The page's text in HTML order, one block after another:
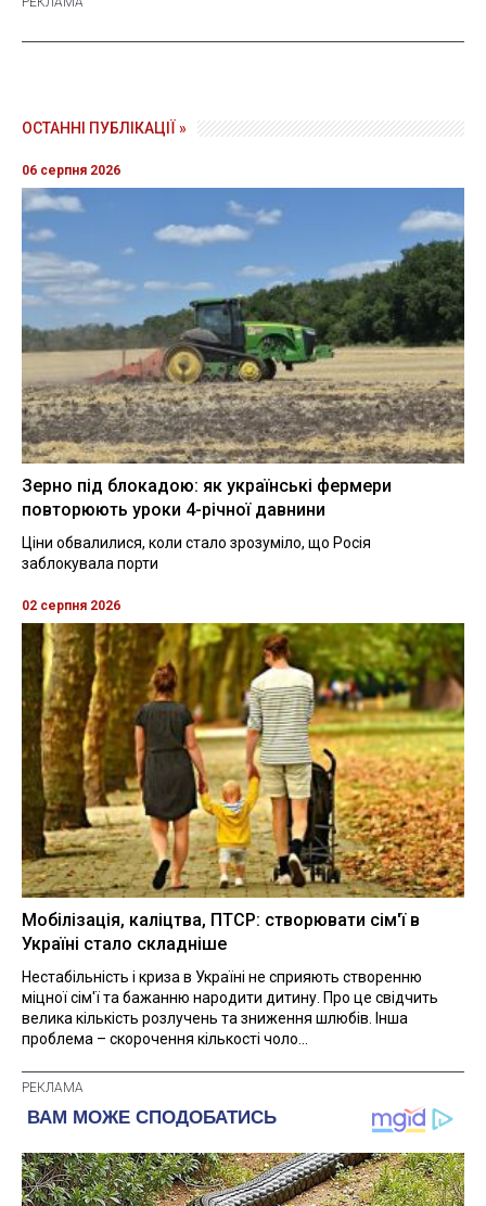
ОСТАННІ ПУБЛІКАЦІЇ »
06 серпня 2026
Зерно під блокадою: як українські фермери
повторюють уроки 4-річної давнини
Ціни обвалилися, коли стало зрозуміло, що Росія
заблокувала порти
02 серпня 2026
Мобілізація, каліцтва, ПТСР: створювати сім'ї в
Україні стало складніше
Нестабільність і криза в Україні не сприяють створенню
міцної сім'ї та бажанню народити дитину. Про це свідчить
велика кількість розлучень та зниження шлюбів. Інша
проблема – скорочення кількості чоло...